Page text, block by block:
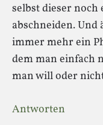
selbst dieser noch
abschneiden.
immer mehr ein
dem man einfach
man will oder
Antworten